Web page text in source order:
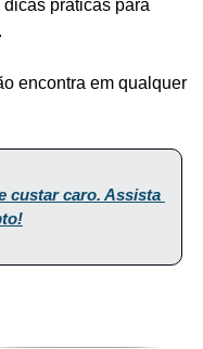
práticas para
encontra em qualquer
custar caro. Assista